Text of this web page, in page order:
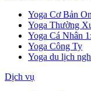
Yoga Cơ Bản
Yoga Thường
Yoga Cá Nhân
Yoga Công Ty
Yoga du lịch
Dịch vụ